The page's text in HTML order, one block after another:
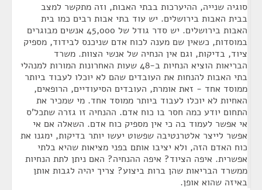
סוגיה שנייה, ההיערכות בבתי האבות, וזה מתקשר למצב
בבית האבות בירושלים. יש עוד בתי אבות רבים כמו בית
האבות בירושלים. יש סדר גודל של 45,000 אנשים מבוגרים
במוסדות, כשאין שם מענה לכוח אדם שניכנס לבידוד, מספיק
ציוד, בדיקות, וגם אין הנחיה של אנשי הצוות. משרד
הבריאות הוציא הנחיות ב-48 שעות האחרונות המורות למנהלי
בתי האבות להנחות את העובדים שהם לא יוכלו לעבוד ביותר
ממוסד אחד - זאת אומרת, העובדים הסיעודיים, הרופאים,
האחיות לא יוכלו לעבוד ביותר ממוסד אחד. מי שמכיר את
התחום יודע כמה חסר בו כוח אדם. ההנחיה זו גזרה שתכל'ס
אי אפשר לעמוד בה כי אין מספיק כוח אדם. השאלה אם אי
אפשר לייצר אלטרנטיבה שפשוט יעשו יותר בדיקות, ימגנו את
כוח האדם הזה, ולא יציבו אותם בפני מציאות שהיא בלתי
אפשרית. איפה הציוד? איפה ההנחיה? האם ניתן לתת הנחיות
ממשרד הבריאות שהן ברות ביצוע? צריך יהיה לגבות אותן
באיזה שהוא אופן.